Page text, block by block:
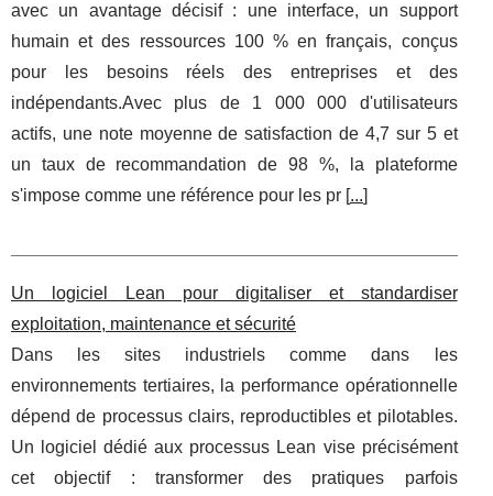
avec un avantage décisif : une interface, un support
humain et des ressources 100 % en français, conçus
pour les besoins réels des entreprises et des
indépendants.Avec plus de 1 000 000 d'utilisateurs
actifs, une note moyenne de satisfaction de 4,7 sur 5 et
un taux de recommandation de 98 %, la plateforme
s'impose comme une référence pour les pr [...]
Un logiciel Lean pour digitaliser et standardiser
exploitation, maintenance et sécurité
Dans les sites industriels comme dans les
environnements tertiaires, la performance opérationnelle
dépend de processus clairs, reproductibles et pilotables.
Un logiciel dédié aux processus Lean vise précisément
cet objectif : transformer des pratiques parfois